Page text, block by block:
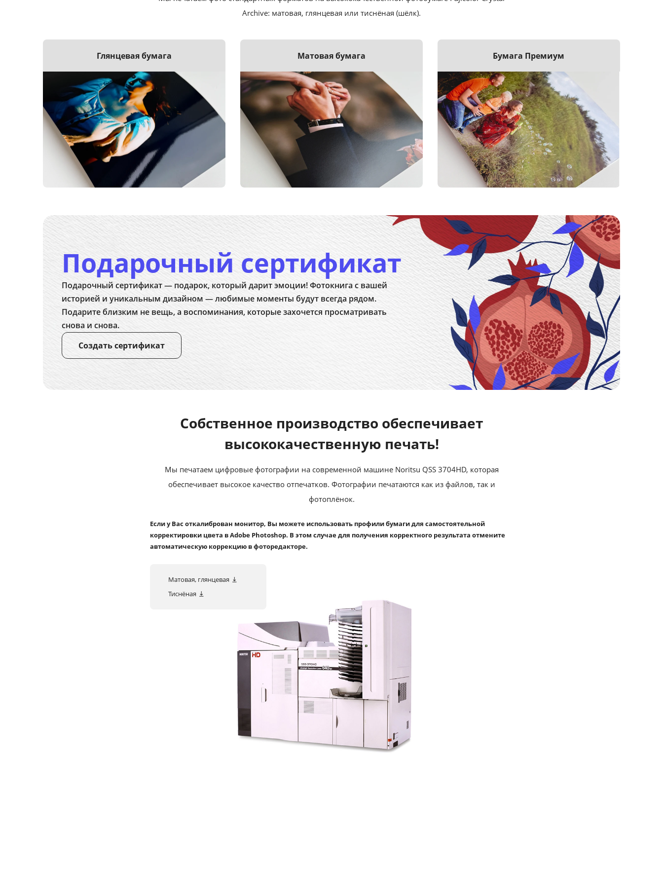
Archive: матовая, глянцевая или тиснёная (шёлк).
Глянцевая бумага Матовая бумага Бумага Премиум
Подарочный сертификат
Подарочный сертификат — подарок, который дарит эмоции! Фотокнига с вашей
историей и уникальным дизайном — любимые моменты будут всегда рядом.
Подарите близким не вещь, а воспоминания, которые захочется просматривать
снова и снова.
Создать сертификат
Собственное производство обеспечивает
высококачественную печать!
Мы печатаем цифровые фотографии на современной машине Noritsu QSS 3704HD, которая
обеспечивает высокое качество отпечатков. Фотографии печатаются как из файлов, так и
фотоплёнок.
Если у Вас откалиброван монитор, Вы можете использовать профили бумаги для самостоятельной
корректировки цвета в Adobe Photoshop. В этом случае для получения корректного результата отмените
автоматическую коррекцию в фоторедакторе.
Матовая, глянцевая
Тиснёная